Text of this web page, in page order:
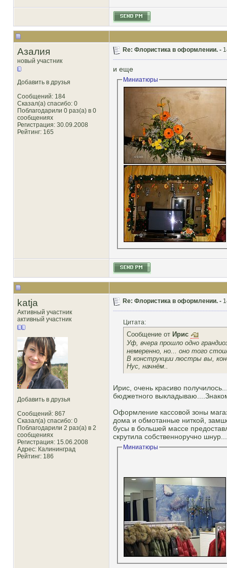
Азалия
новый участник
Добавить в друзья
Сообщений: 184
Сказал(а) спасибо: 0
Поблагодарили 0 раз(а) в 0
сообщениях
Регистрация: 30.09.2008
Рейтинг: 165
Re: Флористика в оформлении. -
и еще
Миниатюры
katja
Активный участник
активный участник
Добавить в друзья
Сообщений: 867
Сказал(а) спасибо: 0
Поблагодарили 2 раз(а) в 2
сообщениях
Регистрация: 15.06.2008
Адрес: Калининград
Рейтинг: 186
Re: Флористика в оформлении. -
Цитата:
Сообщение от Ирис
Уф, вчера прошло одно
немеренно, но... оно того
В конструкции люстры вы,
Нус, начнём..
Ирис, очень красиво
бюджетного
Оформление кассовой зоны
дома и обмотанные ниткой,
бусы в большей массе
скрутила собственноручно шнур...
Миниатюры